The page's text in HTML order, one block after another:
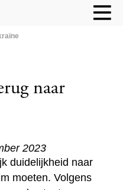
naar
2023
duidelijkheid naar
moeten. Volgens